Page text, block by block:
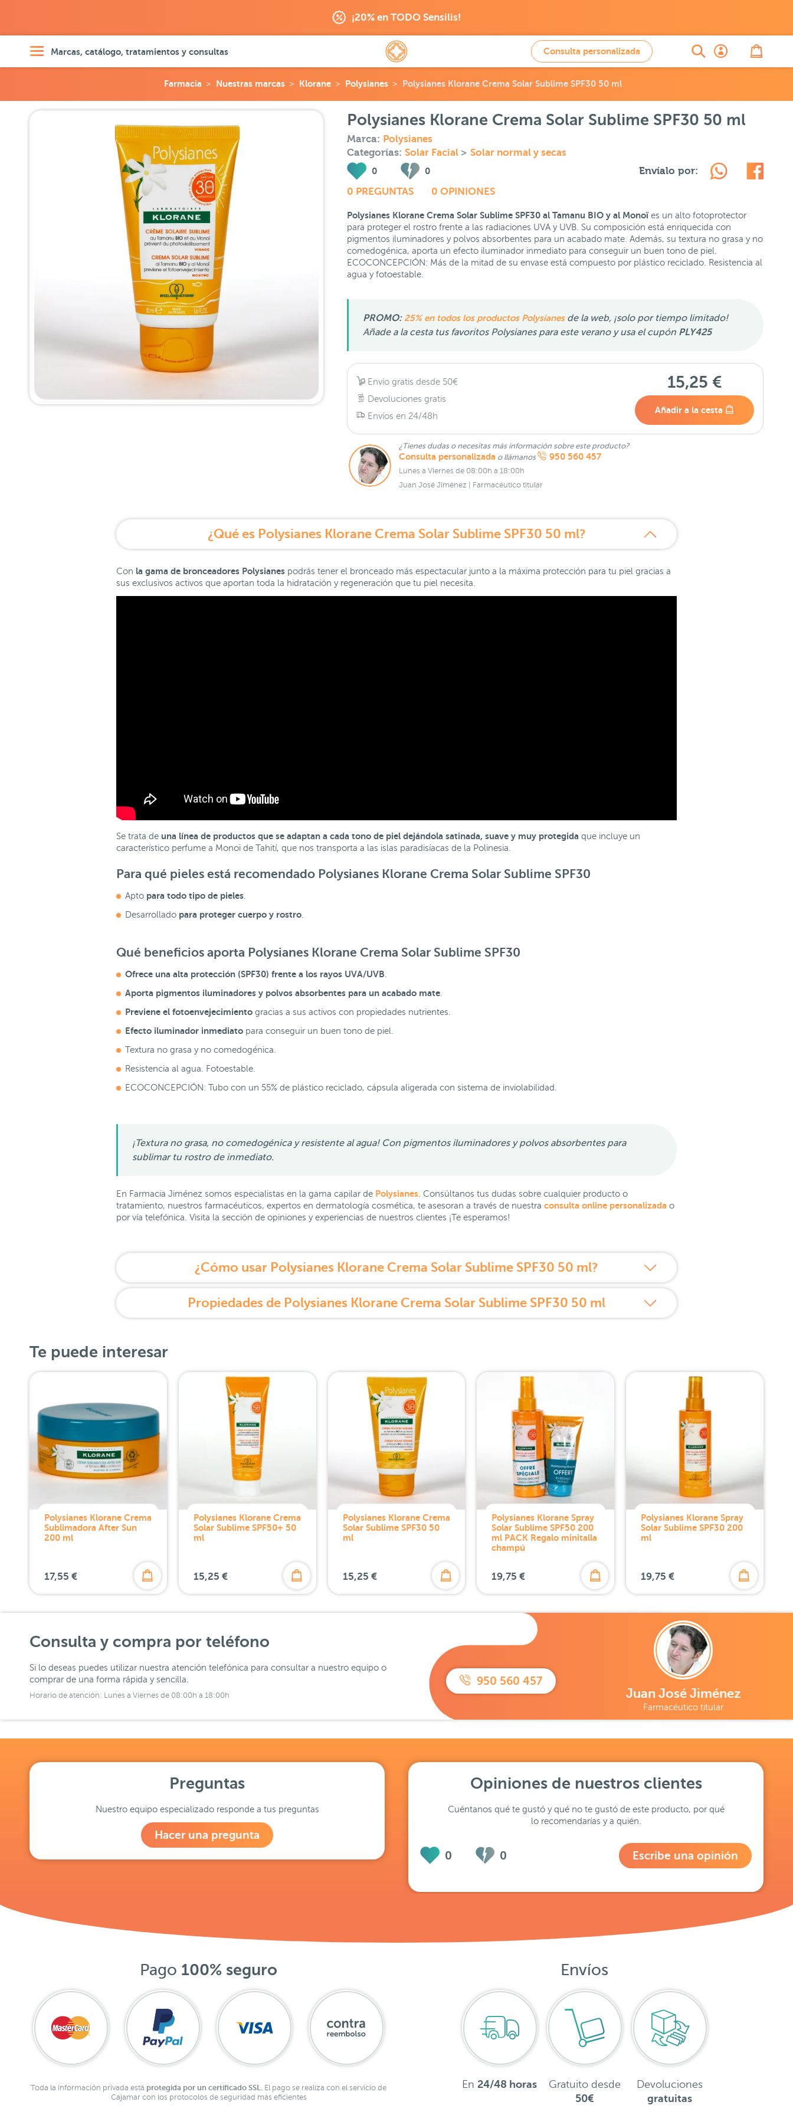
¡20% en TODO Sensilis!
Marcas, catálogo, tratamientos y consultas Consulta personalizada
Farmacia Nuestras marcas Klorane Polysianes Polysianes Klorane Crema Solar Sublime SPF30 50 ml
Polysianes Klorane Crema Solar Sublime SPF30 50 ml
Marca: Polysianes
Categorías: Solar Facial > Solar normal y secas
0 0
0 PREGUNTAS 0 OPINIONES
Envíalo por:
Polysianes Klorane Crema Solar Sublime SPF30 al Tamanu BIO y al Monoï es un alto fotoprotector
para proteger el rostro frente a las radiaciones UVA y UVB. Su composición está enriquecida con
pigmentos iluminadores y polvos absorbentes para un acabado mate. Además, su textura no grasa y no
comedogénica, aporta un efecto iluminador inmediato para conseguir un buen tono de piel.
ECOCONCEPCIÓN: Más de la mitad de su envase está compuesto por plástico reciclado. Resistencia al
agua y fotoestable.
PROMO: 25% en todos los productos Polysianesde la web, ¡solo por tiempo limitado!
Añade a la cesta tus favoritos Polysianes para este verano y usa el cupón PLY425
Envío gratis desde 50€
Devoluciones gratis
Envíos en 24/48h
15,25 €
Añadir a la cesta
¿Tienes dudas o necesitas más información sobre este producto?
Consulta personalizada o llámanos 950 560 457
Lunes a Viernes de 08:00h a 18:00h
Juan José Jiménez | Farmacéutico titular
¿Qué es Polysianes Klorane Crema Solar Sublime SPF30 50 ml?
Con la gama de bronceadores Polysianes podrás tener el bronceado más espectacular junto a la máxima protección para tu piel gracias a
sus exclusivos activos que aportan toda la hidratación y regeneración que tu piel necesita.
Se trata de una línea de productos que se adaptan a cada tono de piel dejándola satinada, suave y muy protegida que incluye un
característico perfume a Monoï de Tahití, que nos transporta a las islas paradisíacas de la Polinesia.
Para qué pieles está recomendado Polysianes Klorane Crema Solar Sublime SPF30
Apto para todo tipo de pieles
Desarrollado para proteger cuerpo y rostro
Qué beneficios aporta Polysianes Klorane Crema Solar Sublime SPF30
Ofrece una alta protección (SPF30) frente a los rayos UVA/UVB
Aporta pigmentos iluminadores y polvos absorbentes para un acabado mate
Previene el fotoenvejecimiento gracias a sus activos con propiedades nutrientes.
Efecto iluminador inmediato para conseguir un buen tono de piel.
Textura no grasa y no comedogénica.
Resistencia al agua. Fotoestable.
ECOCONCEPCIÓN: Tubo con un 55% de plástico reciclado, cápsula aligerada con sistema de inviolabilidad.
¡Textura no grasa, no comedogénica y resistente al agua! Con pigmentos iluminadores y polvos absorbentes para
sublimar tu rostro de inmediato.
En Farmacia Jiménez somos especialistas en la gama capilar de Polysianes . Consúltanos tus dudas sobre cualquier producto o
tratamiento, nuestros farmacéuticos, expertos en dermatología cosmética, te asesoran a través de nuestra consulta online personalizada o
por vía telefónica. Visita la sección de opiniones y experiencias de nuestros clientes ¡Te esperamos!
¿Cómo usar Polysianes Klorane Crema Solar Sublime SPF30 50 ml?
Propiedades de Polysianes Klorane Crema Solar Sublime SPF30 50 ml
Te puede interesar
Polysianes Klorane Crema
Sublimadora After Sun
200 ml
17,55 €
Polysianes Klorane Crema
Solar Sublime SPF50+ 50
ml
15,25 €
Polysianes Klorane Crema
Solar Sublime SPF30 50
ml
15,25 €
Polysianes Klorane Spray
Solar Sublime SPF50 200
ml PACK Regalo minitalla
champú
19,75 €
Polysianes Klorane Spray
Solar Sublime SPF30 200
ml
19,75 €
Consulta y compra por teléfono
Si lo deseas puedes utilizar nuestra atención telefónica para consultar a nuestro equipo o
comprar de una forma rápida y sencilla.
Horario de atención: Lunes a Viernes de 08:00h a 18:00h
950 560 457
Juan José Jiménez
Farmacéutico titular
Preguntas
Nuestro equipo especializado responde a tus preguntas
Hacer una pregunta
Opiniones de nuestros clientes
Cuéntanos qué te gustó y qué no te gustó de este producto, por qué
lo recomendarías y a quién.
0 0 Escribe una opinión
Pago 100% seguro
Toda la información privada está protegida por un certificado SSL.
El pago se realiza con el servicio de
Cajamar con los protocolos de seguridad más eficientes
Envíos
En 24/48 horas
Gratuito desde
50€
Devoluciones
gratuitas